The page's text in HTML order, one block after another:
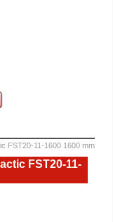
FST20-11-1600 1600 mm
FST20-11-